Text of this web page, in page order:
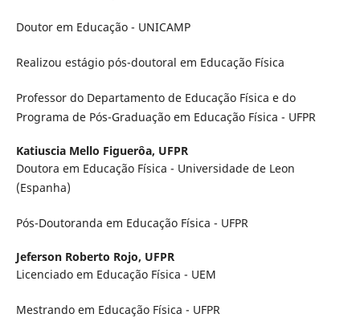
Doutor em Educação - UNICAMP
Realizou estágio pós-doutoral em Educação Física
Professor do Departamento de Educação Física e do
Programa de Pós-Graduação em Educação Física - UFPR
Katiuscia Mello Figuerôa, UFPR
Doutora em Educação Física - Universidade de Leon
(Espanha)
Pós-Doutoranda em Educação Física - UFPR
Jeferson Roberto Rojo, UFPR
Licenciado em Educação Física - UEM
Mestrando em Educação Física - UFPR